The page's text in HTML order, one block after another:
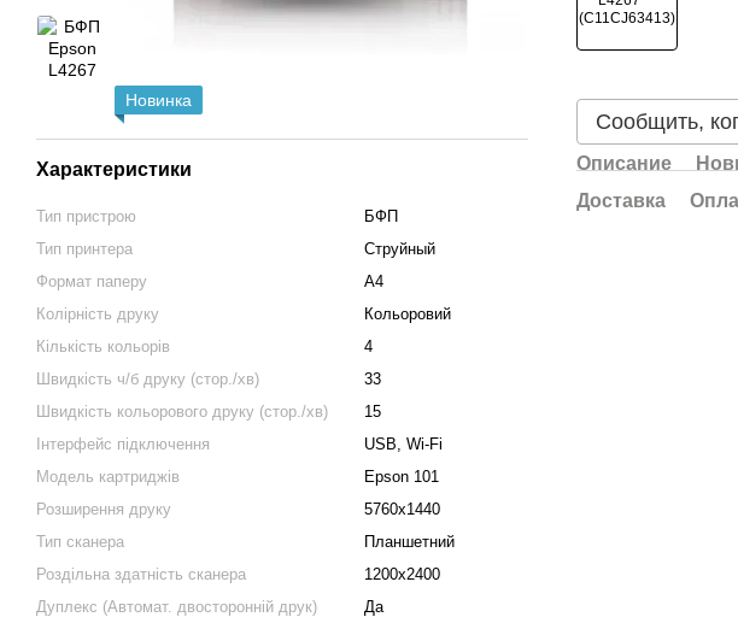
Новинка
Характеристики
Тип пристрою
БФП
Тип принтера
Струйный
Формат паперу
А4
Колірність друку
Кольоровий
Кількість кольорів
4
Швидкість ч/б друку (стор./хв)
33
Швидкість кольорового друку (стор./хв)
15
Інтерфейс підключення
USB, Wi-Fi
Модель картриджів
Epson 101
Розширення друку
5760x1440
Тип сканера
Планшетний
Роздільна здатність сканера
1200x2400
Дуплекс (Автомат. двосторонній друк)
Да
Сообщить,
Описание
Доставка